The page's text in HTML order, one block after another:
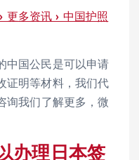
多资讯 › 中国护照
中国公民是可以申请
证明等材料，我们代
询我们了解更多，微
办理日本签